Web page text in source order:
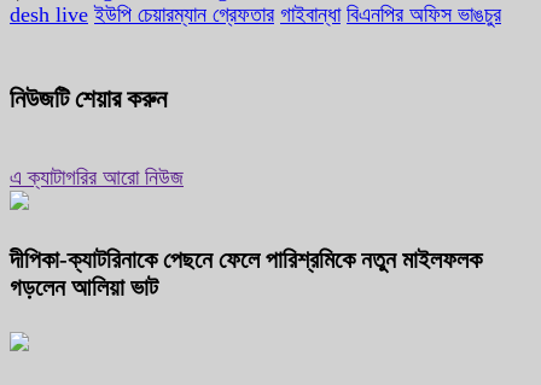
desh live ইউপি চেয়ারম্যান গ্রেফতার গাইবান্ধা বিএনপির অফিস ভাঙচুর
নিউজটি শেয়ার করুন
এ ক্যাটাগরির আরো নিউজ
দীপিকা-ক্যাটরিনাকে পেছনে ফেলে পারিশ্রমিকে নতুন মাইলফলক
গড়লেন আলিয়া ভাট